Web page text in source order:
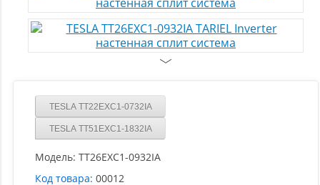
TESLA TT22EXC1-0732IA
TESLA TT51EXC1-1832IA
Модель: TT26EXC1-0932IA
Код товара: 00012